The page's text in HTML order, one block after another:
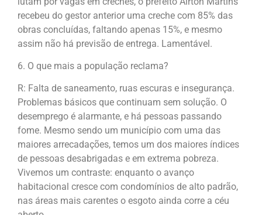
recebeu do gestor anterior uma creche com 85% das
obras concluídas, faltando apenas 15%, e mesmo
assim não há previsão de entrega. Lamentável.
6. O que mais a população reclama?
R: Falta de saneamento, ruas escuras e insegurança.
Problemas básicos que continuam sem solução. O
desemprego é alarmante, e há pessoas passando
fome. Mesmo sendo um município com uma das
maiores arrecadações, temos um dos maiores índices
de pessoas desabrigadas e em extrema pobreza.
Vivemos um contraste: enquanto o avanço
habitacional cresce com condomínios de alto padrão,
nas áreas mais carentes o esgoto ainda corre a céu